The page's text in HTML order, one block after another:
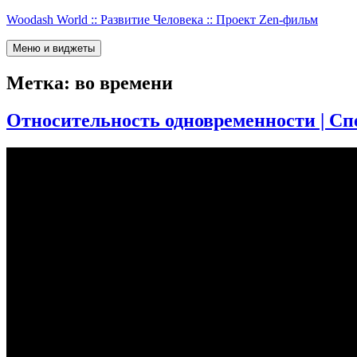
Перейти
содержимому
Woodash World :: Развитие Человека :: Проект Zen-фильм
Меню и виджеты
Метка: во времени
Относительность одновременности |